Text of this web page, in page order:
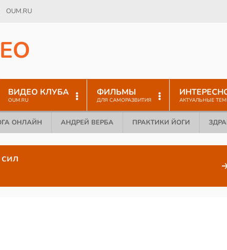
OUM.RU
EO
ВИДЕО КЛУБА
OUM.RU
ФИЛЬМЫ
ДЛЯ САМОРАЗВИТИЯ АКТУАЛЬНЫЕ
ОНЛАЙН АНДРЕЙ ВЕРБА ПРАКТИКИ ЙОГИ